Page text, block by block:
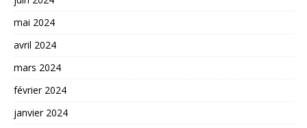
mai 2024
avril 2024
mars 2024
février 2024
janvier 2024